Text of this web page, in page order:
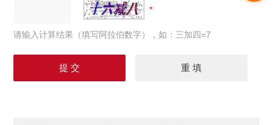
请输入计算结果（填写阿拉伯数字），如：三加四=7